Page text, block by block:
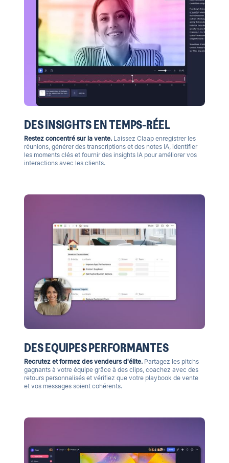
DES INSIGHTS EN TEMPS-RÉEL
Restez concentré sur la vente. Laissez Claap enregistrer les
réunions, générer des transcriptions et des notes IA, identifier
les moments clés et fournir des insights IA pour améliorer vos
interactions avec les clients.
DES EQUIPES PERFORMANTES
Recrutez et formez des vendeurs d'élite. Partagez les pitchs
gagnants à votre équipe grâce à des clips, coachez avec des
retours personnalisés et vérifiez que votre playbook de vente
et vos messages soient cohérents.